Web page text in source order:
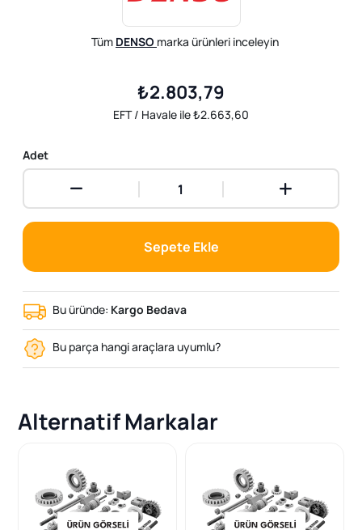
Tüm DENSO marka ürünleri inceleyin
₺2.803,79
EFT / Havale ile ₺2.663,60
Adet
Sepete Ekle
Bu üründe: Kargo Bedava
Bu parça hangi araçlara uyumlu?
Alternatif Markalar